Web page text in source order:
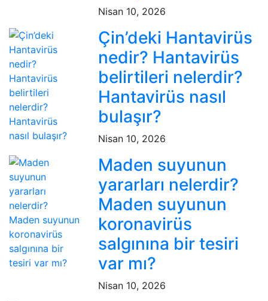
Nisan 10, 2026
Çin’deki Hantavirüs
nedir? Hantavirüs
belirtileri nelerdir?
Hantavirüs nasıl
bulaşır?
Nisan 10, 2026
Maden suyunun
yararları nelerdir?
Maden suyunun
koronavirüs
salgınına bir tesiri
var mı?
Nisan 10, 2026